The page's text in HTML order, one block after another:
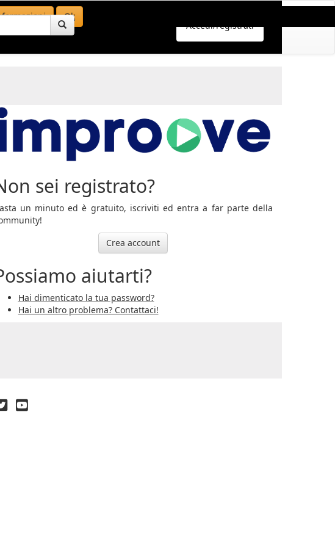
Ok
Accedi/registrati
sei registrato?
un minuto ed è gratuito, iscriviti ed entra a far parte della
Crea account
aiutarti?
Hai dimenticato la tua password?
Hai un altro problema? Contattaci!